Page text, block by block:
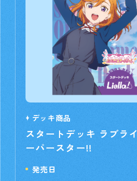
デッキ商品
スタートデッキ ラブラ
ーパースター!!
発売日